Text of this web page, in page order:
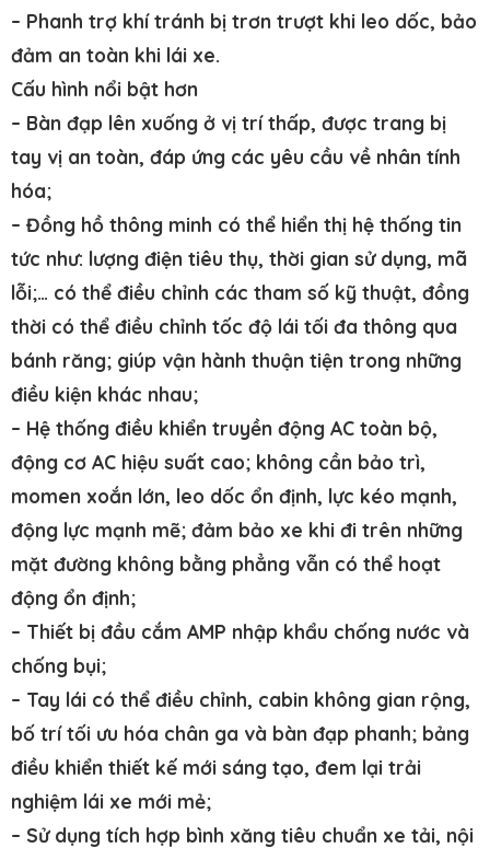
– Phanh trợ khí tránh bị trơn trượt khi leo dốc, bảo
đảm an toàn khi lái xe.
Cấu hình nổi bật hơn
– Bàn đạp lên xuống ở vị trí thấp, được trang bị
tay vị an toàn, đáp ứng các yêu cầu về nhân tính
hóa;
– Đồng hồ thông minh có thể hiển thị hệ thống tin
tức như: lượng điện tiêu thụ, thời gian sử dụng, mã
lỗi;… có thể điều chỉnh các tham số kỹ thuật, đồng
thời có thể điều chỉnh tốc độ lái tối đa thông qua
bánh răng; giúp vận hành thuận tiện trong những
điều kiện khác nhau;
– Hệ thống điều khiển truyền động AC toàn bộ,
động cơ AC hiệu suất cao; không cần bảo trì,
momen xoắn lớn, leo dốc ổn định, lực kéo mạnh,
động lực mạnh mẽ; đảm bảo xe khi đi trên những
mặt đường không bằng phẳng vẫn có thể hoạt
động ổn định;
– Thiết bị đầu cắm AMP nhập khẩu chống nước và
chống bụi;
– Tay lái có thể điều chỉnh, cabin không gian rộng,
bố trí tối ưu hóa chân ga và bàn đạp phanh; bảng
điều khiển thiết kế mới sáng tạo, đem lại trải
nghiệm lái xe mới mẻ;
– Sử dụng tích hợp bình xăng tiêu chuẩn xe tải, nội